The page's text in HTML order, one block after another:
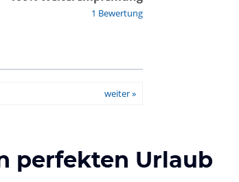
1 Bewertung
weiter »
perfekten Urlaub